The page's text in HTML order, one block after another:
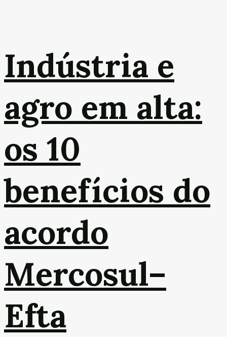
Indústria e
agro em alta:
os 10
benefícios do
acordo
Mercosul–
Efta